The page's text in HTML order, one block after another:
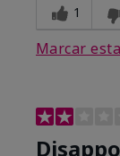
1
Marcar